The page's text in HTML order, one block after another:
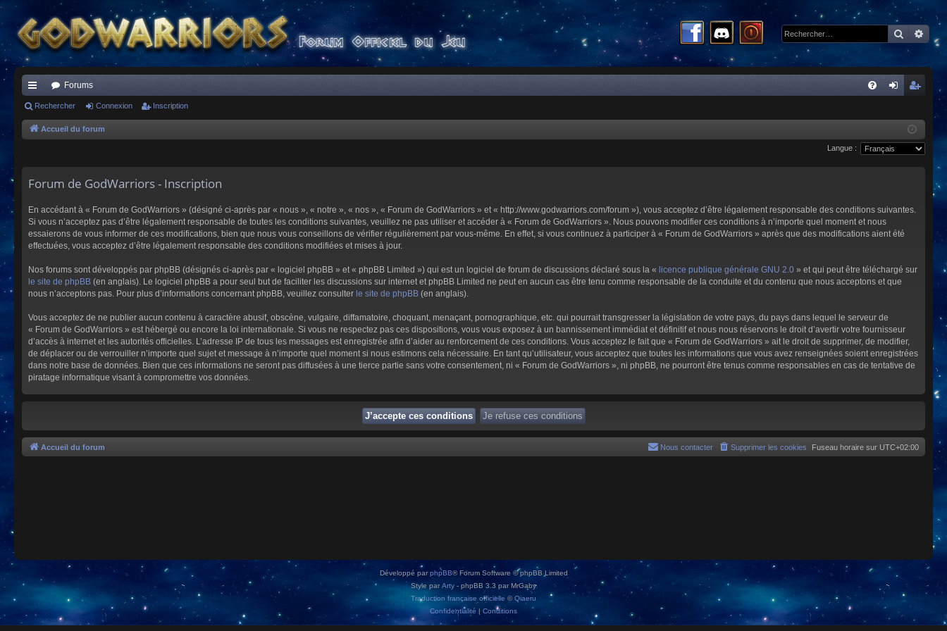
ac
co
s
Forums
xi
cri
pti
Rechercher Connexion Inscription
Accueil du forum
Langue :
Forum de GodWarriors - Inscription
En accédant à « Forum de GodWarriors » (désigné ci-après par « nous », « notre », « nos », « Forum de GodWarriors » et « http://www.godwarriors.com/forum »), vous acceptez d’être légalement responsable des conditions suivantes.
Si vous n’acceptez pas d’être légalement responsable de toutes les conditions suivantes, veuillez ne pas utiliser et accéder à « Forum de GodWarriors ». Nous pouvons modifier ces conditions à n’importe quel moment et nous
essaierons de vous informer de ces modifications, bien que nous vous conseillons de vérifier régulièrement par vous-même. En effet, si vous continuez à participer à « Forum de GodWarriors » après que des modifications aient été
effectuées, vous acceptez d’être légalement responsable des conditions modifiées et mises à jour.
Nos forums sont développés par phpBB (désignés ci-après par « logiciel phpBB » et « phpBB Limited ») qui est un logiciel de forum de discussions déclaré sous la « licence publique générale GNU 2.0 » et qui peut être téléchargé sur
le site de phpBB (en anglais). Le logiciel phpBB a pour seul but de faciliter les discussions sur internet et phpBB Limited ne peut en aucun cas être tenu comme responsable de la conduite et du contenu que nous acceptons et que
nous n’acceptons pas. Pour plus d’informations concernant phpBB, veuillez consulter le site de phpBB (en anglais).
Vous acceptez de ne publier aucun contenu à caractère abusif, obscène, vulgaire, diffamatoire, choquant, menaçant, pornographique, etc. qui pourrait transgresser la législation de votre pays, du pays dans lequel le serveur de
« Forum de GodWarriors » est hébergé ou encore la loi internationale. Si vous ne respectez pas ces dispositions, vous vous exposez à un bannissement immédiat et définitif et nous nous réservons le droit d’avertir votre fournisseur
d’accès à internet et les autorités officielles. L’adresse IP de tous les messages est enregistrée afin d’aider au renforcement de ces conditions. Vous acceptez le fait que « Forum de GodWarriors » ait le droit de supprimer, de modifier,
de déplacer ou de verrouiller n’importe quel sujet et message à n’importe quel moment si nous estimons cela nécessaire. En tant qu’utilisateur, vous acceptez que toutes les informations que vous avez renseignées soient enregistrées
dans notre base de données. Bien que ces informations ne seront pas diffusées à une tierce partie sans votre consentement, ni « Forum de GodWarriors », ni phpBB, ne pourront être tenus comme responsables en cas de tentative de
piratage informatique visant à compromettre vos données.
Accueil du forum Fuseau horaire sur UTC+02:00
Supprimer les cookies
Nous contacter
Développé parphpBB® Forum Software © phpBB Limited
Style par Arty - phpBB 3.3 par MrGaby
Traduction française officielle ©Qiaeru
Confidentialité | Conditions